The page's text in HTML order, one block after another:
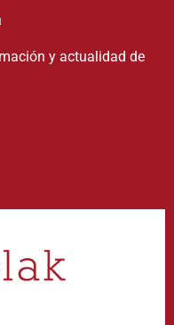
y actualidad de